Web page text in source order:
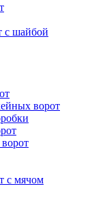
с шайбой
ворот
с мячом